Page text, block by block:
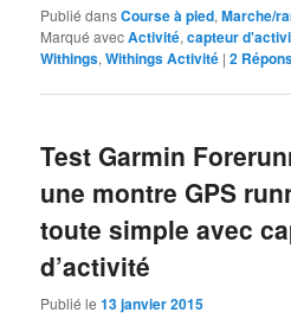
Publié dansCourse à pied,Marche/
Marqué avecActivité,capteur
Withings,Withings Activité |2
Test Garmin
une montre GPS
toute simple avec
d’activité
Publié le13 janvier 2015